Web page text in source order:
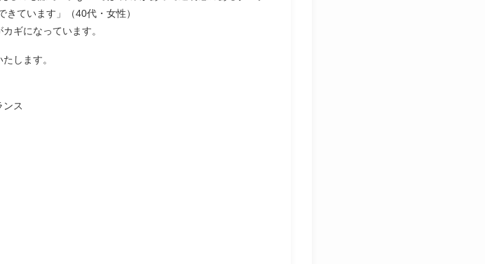
ています」（40代・女性）
カギになっています。
します。
ンス